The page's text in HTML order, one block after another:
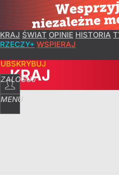
KRAJ ŚWIAT OPINIE HISTORIA
RZECZY+ WSPIERAJ
ZALOGUJ
MENU
KRAJ